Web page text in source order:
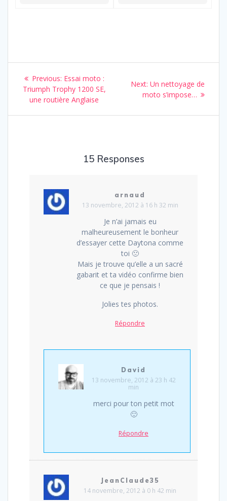
Navigation
de
l’article
Previous: Previous
post:
Essai moto :
Triumph Trophy 1200 SE,
une routière Anglaise
Next: Next
post:
Un nettoyage de
moto s’impose…
15 Responses
arnaud
13 novembre, 2012 à 16 h 32 min
Je n’ai jamais eu
malheureusement le bonheur
d’essayer cette Daytona comme
toi 🙁
Mais je trouve qu’elle a un sacré
gabarit et ta vidéo confirme bien
ce que je pensais !
Jolies tes photos.
Répondre
David
13 novembre, 2012 à 23 h 42
min
merci pour ton petit mot
🙂
Répondre
JeanClaude35
14 novembre, 2012 à 0 h 42 min